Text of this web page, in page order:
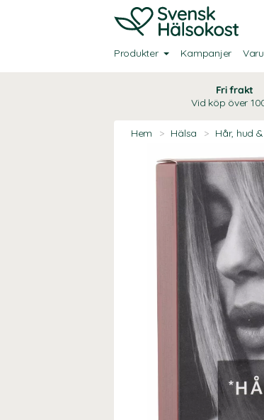
Produkter Kampanjer
Fri frakt
Vid köp över
Hem > Hälsa > Hår, hud